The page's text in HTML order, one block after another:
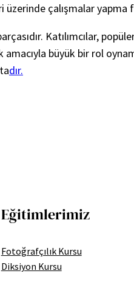
çalışmalar yapma
Katılımcılar,
büyük bir rol
dır.
Eğitimlerimiz
Fotoğrafçılık Kursu
Diksiyon Kursu